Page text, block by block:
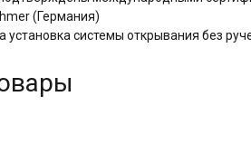
(Германия)
системы открывания без